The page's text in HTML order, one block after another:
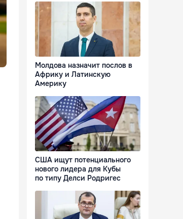
Молдова назначит послов в
Африку и Латинскую
Америку
США ищут потенциального
нового лидера для Кубы
по типу Делси Родригес